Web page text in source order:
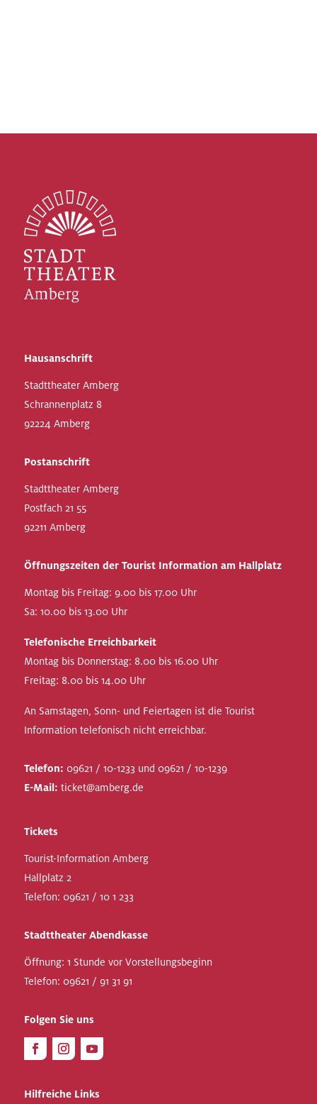
Hausanschrift
Stadttheater Amberg
Schrannenplatz 8
92224 Amberg
Postanschrift
Stadttheater Amberg
Postfach 21 55
92211 Amberg
Öffnungszeiten der Tourist Information am Hallplatz
Montag bis Freitag: 9.00 bis 17.00 Uhr
Sa: 10.00 bis 13.00 Uhr
Telefonische Erreichbarkeit
Montag bis Donnerstag: 8.00 bis 16.00 Uhr
Freitag: 8.00 bis 14.00 Uhr
An Samstagen, Sonn- und Feiertagen ist die Tourist
Information telefonisch nicht erreichbar.
Telefon: 09621 / 10-1233 und 09621 / 10-1239
E-Mail: ticket@amberg.de
Tickets
Tourist-Information Amberg
Hallplatz 2
Telefon: 09621 / 10 1 233
Stadttheater Abendkasse
Öffnung: 1 Stunde vor Vorstellungsbeginn
Telefon: 09621 / 91 31 91
Folgen Sie uns
Hilfreiche Links